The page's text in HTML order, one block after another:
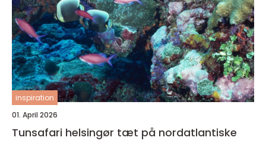
inspiration
01. April 2026
Tunsafari helsingør tæt på nordatlantiske